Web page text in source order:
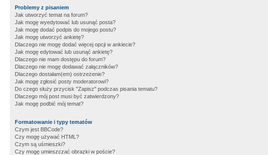
Problemy z pisaniem
Jak utworzyć temat na forum?
Jak mogę wyedytować lub usunąć posta?
Jak mogę dodać podpis do mojego postu?
Jak mogę utworzyć ankietę?
Dlaczego nie mogę dodać więcej opcji w ankiecie?
Jak mogę edytować lub usunąć ankietę?
Dlaczego nie mam dostępu do forum?
Dlaczego nie mogę dodawać załączników?
Dlaczego dostałam(em) ostrzeżenie?
Jak mogę zgłosić posty moderatorowi?
Do czego służy przycisk "Zapisz" podczas pisania tematu?
Dlaczego mój post musi być zatwierdzony?
Jak mogę podbić mój temat?
Formatowanie i typy tematów
Czym jest BBCode?
Czy mogę używać HTML?
Czym są uśmieszki?
Czy mogę umieszczać obrazki w poście?